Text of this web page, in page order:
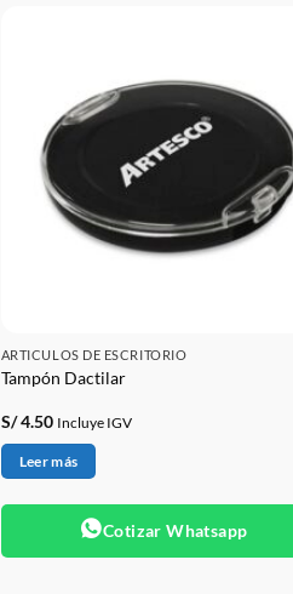
ARTICULOS DE ESCRITORIO
Tampón Dactilar
S/4.50 Incluye IGV
Leer más
Cotizar Whatsapp